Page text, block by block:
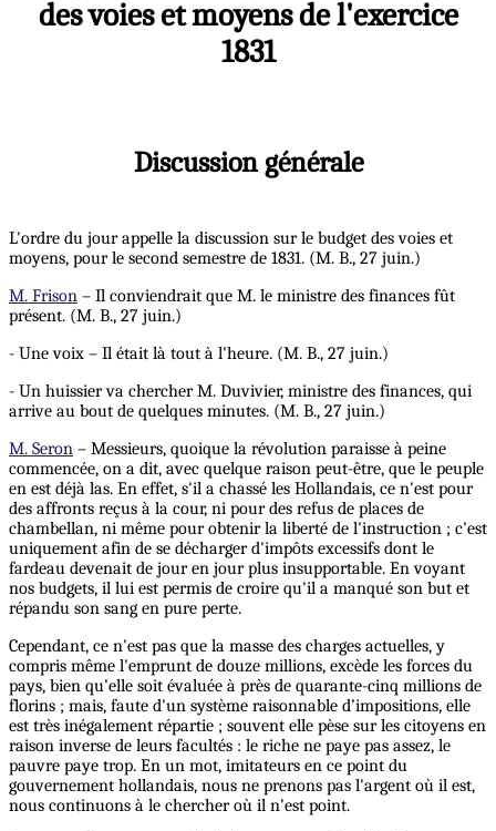
des voies et moyens de l'exercice
1831
Discussion générale
L'ordre du jour appelle la discussion sur le budget des voies et
moyens, pour le second semestre de 1831. (M. B., 27 juin.)
M. Frison – Il conviendrait que M. le ministre des finances fût
présent. (M. B., 27 juin.)
- Une voix – Il était là tout à l'heure. (M. B., 27 juin.)
- Un huissier va chercher M. Duvivier, ministre des finances, qui
arrive au bout de quelques minutes. (M. B., 27 juin.)
M. Seron – Messieurs, quoique la révolution paraisse à peine
commencée, on a dit, avec quelque raison peut-être, que le peuple
en est déjà las. En effet, s'il a chassé les Hollandais, ce n'est pour
des affronts reçus à la cour, ni pour des refus de places de
chambellan, ni même pour obtenir la liberté de l'instruction ; c'est
uniquement afin de se décharger d'impôts excessifs dont le
fardeau devenait de jour en jour plus insupportable. En voyant
nos budgets, il lui est permis de croire qu'il a manqué son but et
répandu son sang en pure perte.
Cependant, ce n'est pas que la masse des charges actuelles, y
compris même l'emprunt de douze millions, excède les forces du
pays, bien qu'elle soit évaluée à près de quarante-cinq millions de
florins ; mais, faute d'un système raisonnable d’impositions, elle
est très inégalement répartie ; souvent elle pèse sur les citoyens en
raison inverse de leurs facultés : le riche ne paye pas assez, le
pauvre paye trop. En un mot, imitateurs en ce point du
gouvernement hollandais, nous ne prenons pas l'argent où il est,
nous continuons à le chercher où il n'est point.